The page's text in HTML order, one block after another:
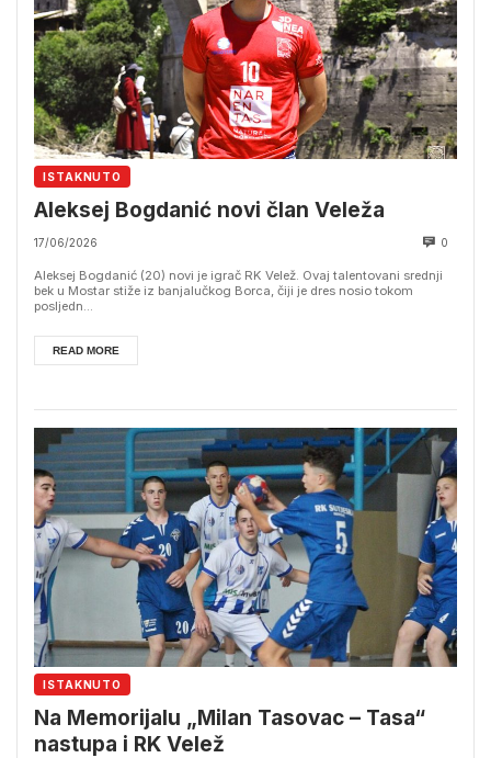
ISTAKNUTO
Aleksej Bogdanić novi član Veleža
17/06/2026 0
Aleksej Bogdanić (20) novi je igrač RK Velež. Ovaj talentovani srednji
bek u Mostar stiže iz banjalučkog Borca, čiji je dres nosio tokom
posljedn...
READ MORE
ISTAKNUTO
Na Memorijalu „Milan Tasovac – Tasa“
nastupa i RK Velež